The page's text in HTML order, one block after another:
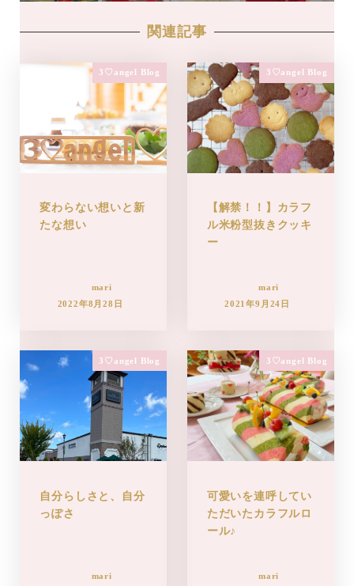
関連記事
3♡angel Blog
変わらない想いと新
たな想い
mari
2022年8月28日
3♡angel Blog
【解禁！！】カラフ
ル米粉型抜きクッキ
ー
mari
2021年9月24日
3♡angel Blog
自分らしさと、自分
っぽさ
mari
3♡angel Blog
可愛いを連呼してい
ただいたカラフルロ
ール♪
mari